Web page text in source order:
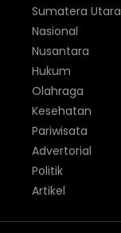
Sumatera Utara
Nasional
Nusantara
Hukum
Olahraga
Kesehatan
Pariwisata
Advertorial
Politik
Artikel